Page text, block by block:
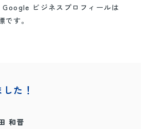
ビジネスプロフィールは
す。
た！
和晋